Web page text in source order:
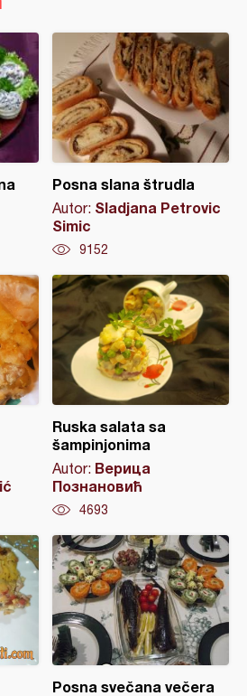
Posna slana štrudla
Autor: Sladjana Petrovic
Simic
9152
Ruska salata sa
šampinjonima
Autor: Верица
Познановић
4693
Posna svečana večera